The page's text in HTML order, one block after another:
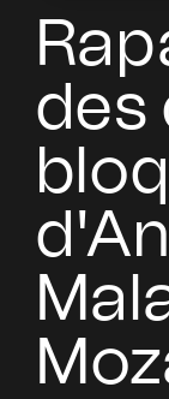
des